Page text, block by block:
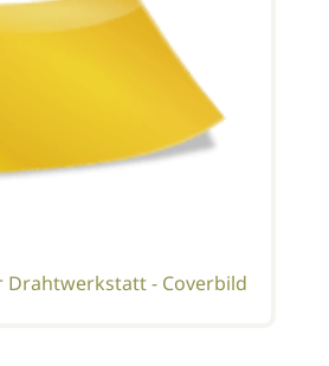
Drahtwerkstatt - Coverbild